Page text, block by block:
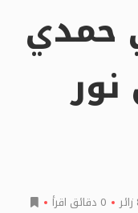
حمدي
زائر